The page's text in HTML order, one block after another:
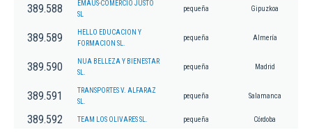
389.588
EMAUS-COMERCIO JUSTO
SL
pequeña Gipuzkoa
389.589
HELLO EDUCACION Y
FORMACION SL.
pequeña Almería
389.590
NUA BELLEZA Y BIENESTAR
SL.
pequeña Madrid
389.591
TRANSPORTES V. ALFARAZ
SL.
pequeña Salamanca
389.592 TEAM LOS OLIVARES SL. pequeña Córdoba